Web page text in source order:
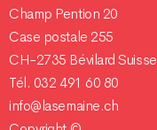
Champ Pention 20
Case postale 255
CH-2735 Bévilard Suisse
Tél. 032 491 60 80
info@lasemaine.ch